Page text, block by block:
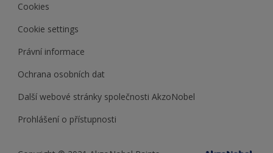
Cookies
Cookie settings
Právní informace
Ochrana osobních dat
Další webové stránky společnosti AkzoNobel
Prohlášení o přístupnosti